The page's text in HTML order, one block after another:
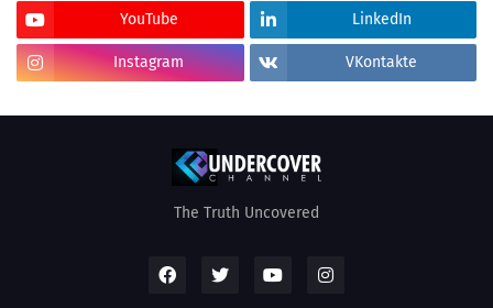
YouTube LinkedIn
Instagram VKontakte
The Truth Uncovered